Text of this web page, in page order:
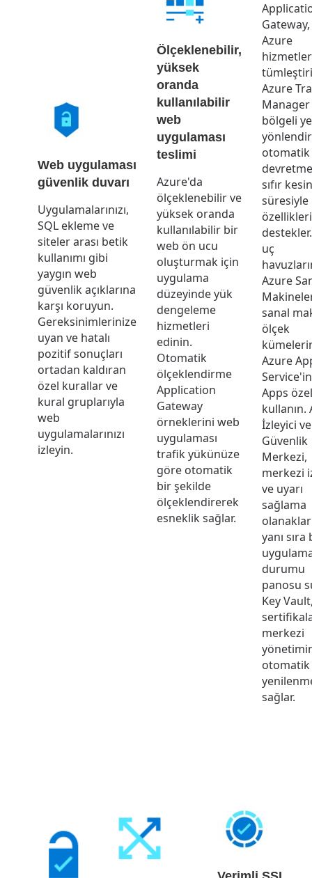
Web uygulaması
güvenlik duvarı
Uygulamalarınızı,
SQL ekleme ve
siteler arası betik
kullanımı gibi
yaygın web
güvenlik açıklarına
karşı koruyun.
Gereksinimlerinize
uyan ve hatalı
pozitif sonuçları
ortadan kaldıran
özel kurallar ve
kural gruplarıyla
web
uygulamalarınızı
izleyin.
Ölçeklenebilir,
yüksek
oranda
kullanılabilir
web
uygulaması
teslimi
Azure'da
ölçeklenebilir ve
yüksek oranda
kullanılabilir bir
web ön ucu
oluşturmak için
uygulama
düzeyinde yük
dengeleme
hizmetleri
edinin.
Otomatik
ölçeklendirme
Application
Gateway
örneklerini web
uygulaması
trafik yükünüze
göre otomatik
bir şekilde
ölçeklendirerek
esneklik sağlar.
Azure
Azure
bölgeli
otomatik
sıfır
süresiyle
uç
Azure
sanal
ölçek
Azure
Apps
kullanın.
İzleyici
Güvenlik
Merkezi,
merkezi
ve uyarı
sağlama
yanı sıra
durumu
panosu
Key
merkezi
sağlar.